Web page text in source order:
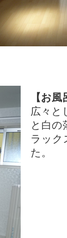
【お風
広々と
と白の
ラック
た。